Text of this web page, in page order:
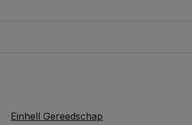
Einhell Gereedschap